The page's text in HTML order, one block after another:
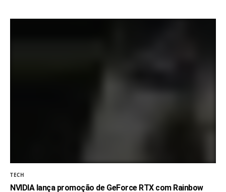
TECH
NVIDIA lança promoção de GeForce RTX com Rainbow